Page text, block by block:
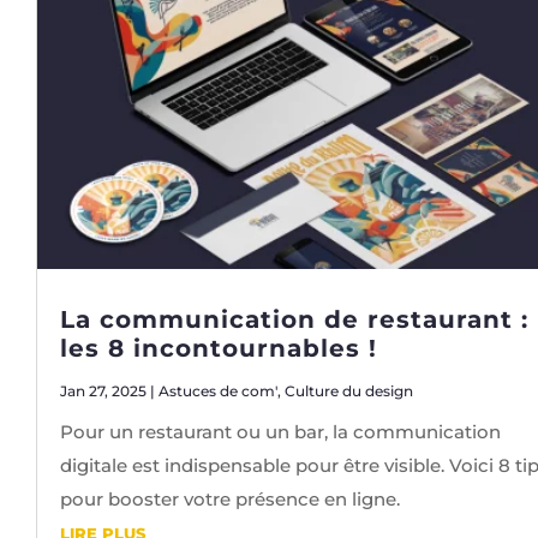
La communication de restaurant :
les 8 incontournables !
Jan 27, 2025 | Astuces de com', Culture du design
Pour un restaurant ou un bar, la communication
digitale est indispensable pour être visible. Voici 8
pour booster votre présence en ligne.
LIRE PLUS